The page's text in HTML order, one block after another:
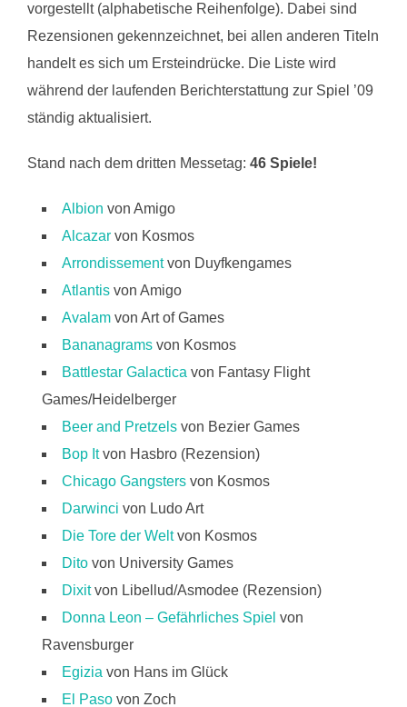
vorgestellt (alphabetische Reihenfolge). Dabei sind
Rezensionen gekennzeichnet, bei allen anderen Titeln
handelt es sich um Ersteindrücke. Die Liste wird
während der laufenden Berichterstattung zur Spiel ’09
ständig aktualisiert.
Stand nach dem dritten Messetag: 46 Spiele!
Albion von Amigo
Alcazar von Kosmos
Arrondissementvon Duyfkengames
Atlantis von Amigo
Avalam von Art of Games
Bananagrams von Kosmos
Battlestar Galactica von Fantasy Flight
Games/Heidelberger
Beer and Pretzels von Bezier Games
Bop Itvon Hasbro (Rezension)
Chicago Gangsters von Kosmos
Darwinci von Ludo Art
Die Tore der Weltvon Kosmos
Dito von University Games
Dixitvon Libellud/Asmodee (Rezension)
Donna Leon – Gefährliches Spiel von
Ravensburger
Egizia von Hans im Glück
El Paso von Zoch